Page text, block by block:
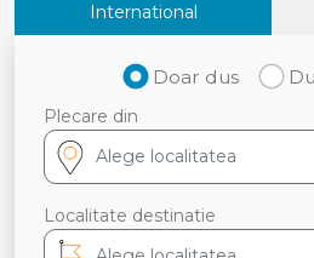
International
Doar dus
Plecare din
Localitate destinatie